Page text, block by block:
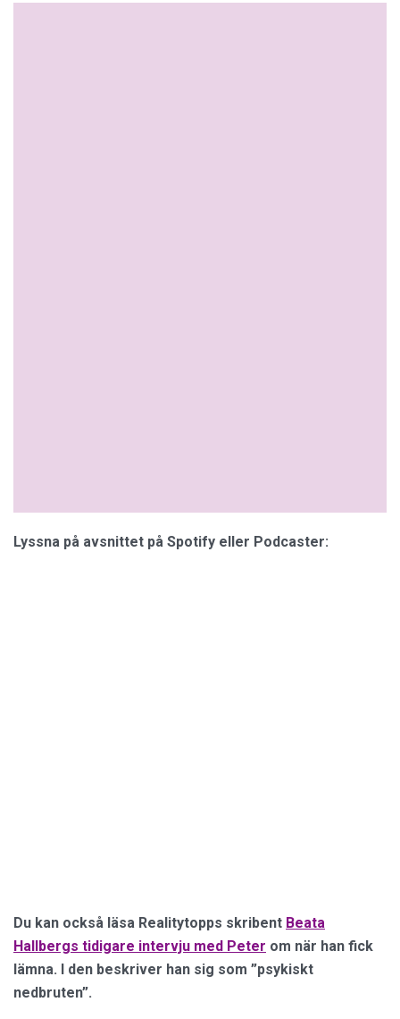
Lyssna på avsnittet på Spotify eller Podcaster:
Du kan också läsa Realitytopps skribent Beata
Hallbergs tidigare intervju med Peter om när han fick
lämna. I den beskriver han sig som ”psykiskt
nedbruten”.